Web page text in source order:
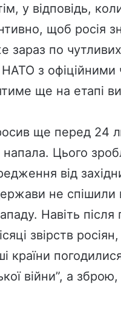
у відповідь,
щоб росія
зараз по
з офіційними
ще на етапі
ще перед 24
Цього
від
не спішили
Навіть
звірств росіян,
країни
війни”, а